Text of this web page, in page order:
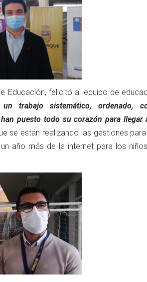
Educación, felicitó al equipo de
trabajo sistemático, ordenado,
puesto todo su corazón para llegar
se están realizando las gestiones
año más de la internet para los